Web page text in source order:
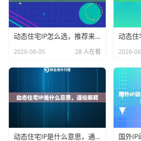
挂机、长时数据监控），则使用长效
精细化的时长配置，避免IP资源的闲
提升资源利用率。
出签订6个月、1年或更长的合约，以
开标价的固定协议价。这能帮助您
动，实现长期预算的精准控制。
4. 利用精准定位减少浪费：
如果您
家或城市（例如，仅需美国加州IP进
动态住宅IP怎么选，推荐来了
2026-08-05 28 人在看
动态住
2026-
动态住宅IP是什么意思，通俗解释